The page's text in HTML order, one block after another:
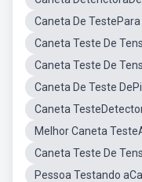
Caneta De
Caneta Teste De
Caneta Teste De
Caneta De Teste
Caneta
Melhor Caneta
Caneta Teste De
Pessoa Testando